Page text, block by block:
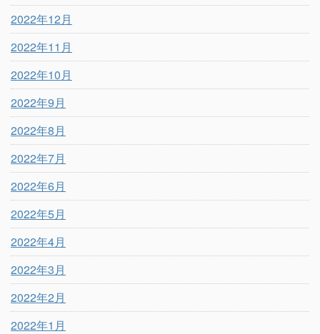
2022年12月
2022年11月
2022年10月
2022年9月
2022年8月
2022年7月
2022年6月
2022年5月
2022年4月
2022年3月
2022年2月
2022年1月